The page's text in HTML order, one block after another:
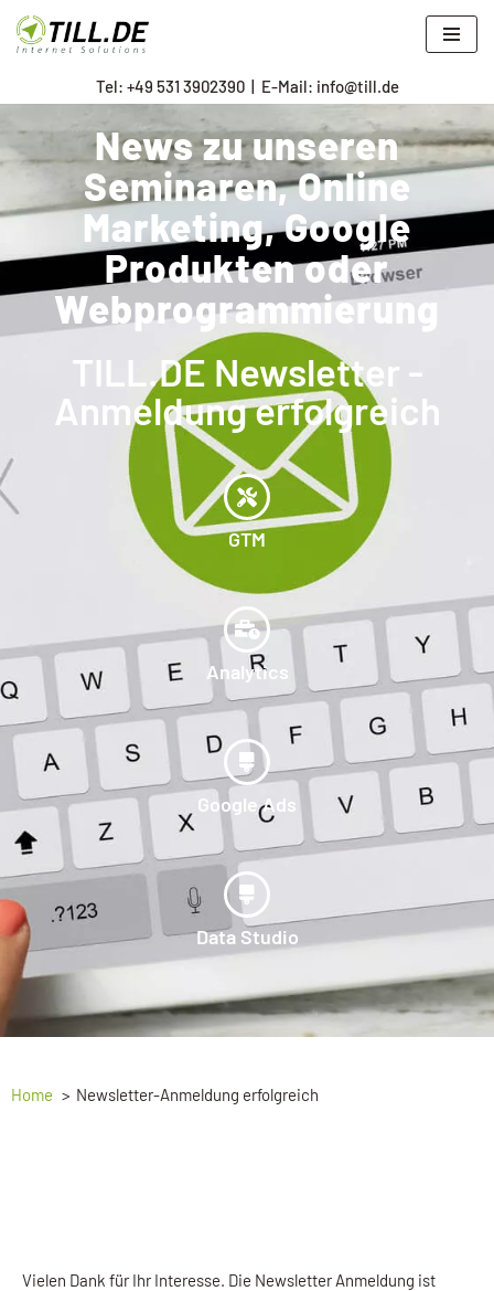
Zum
Tel: +49 531 3902390| E-Mail: info@till.de
News zu unseren
Seminaren, Online
Marketing, Google
Produkten oder
Webprogrammierung
TILL.DE Newsletter -
Anmeldung erfolgreich
GTM
Analytics
Google Ads
Data Studio
Home Newsletter-Anmeldung erfolgreich
Vielen Dank für Ihr Interesse. Die Newsletter Anmeldung ist